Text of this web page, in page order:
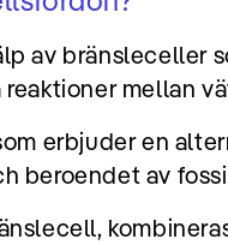
av bränsleceller
mellan
erbjuder en
beroendet av